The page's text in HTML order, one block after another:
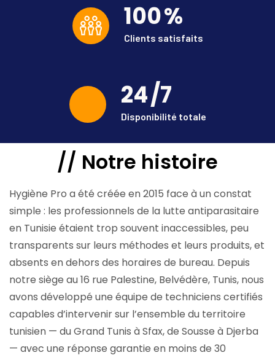
100%
Clients satisfaits
24/7
Disponibilité totale
// Notre histoire
Hygiène Pro a été créée en 2015 face à un constat
simple : les professionnels de la lutte antiparasitaire
en Tunisie étaient trop souvent inaccessibles, peu
transparents sur leurs méthodes et leurs produits, et
absents en dehors des horaires de bureau. Depuis
notre siège au 16 rue Palestine, Belvédère, Tunis, nous
avons développé une équipe de techniciens certifiés
capables d’intervenir sur l’ensemble du territoire
tunisien — du Grand Tunis à Sfax, de Sousse à Djerba
— avec une réponse garantie en moins de 30